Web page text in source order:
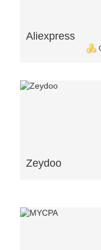
Aliexpress
Zeydoo